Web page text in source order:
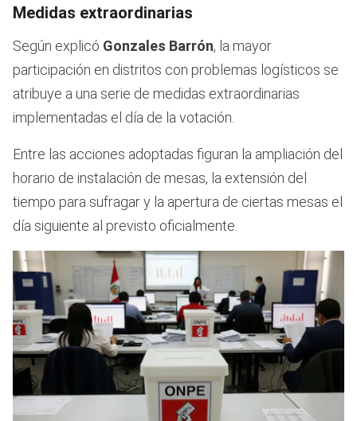
Medidas extraordinarias
Según explicó Gonzales Barrón, la mayor
participación en distritos con problemas logísticos se
atribuye a una serie de medidas extraordinarias
implementadas el día de la votación.
Entre las acciones adoptadas figuran la ampliación del
horario de instalación de mesas, la extensión del
tiempo para sufragar y la apertura de ciertas mesas el
día siguiente al previsto oficialmente.